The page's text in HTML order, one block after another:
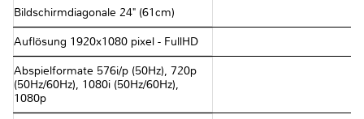
Bildschirmdiagonale 24" (61cm)
Auflösung 1920x1080 pixel - FullHD
Abspielformate 576i/p (50Hz), 720p
(50Hz/60Hz), 1080i (50Hz/60Hz),
1080p